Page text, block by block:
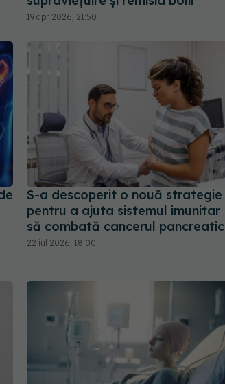
19 apr 2026, 21:50
S-a descoperit o nouă strategie
pentru a ajuta sistemul imunitar
să combată cancerul pancreatic
22 iul 2026, 18:00